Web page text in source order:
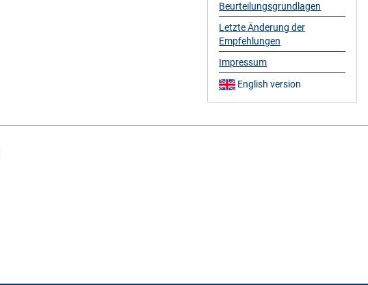
Beurteilungsgrundlagen
Letzte Änderung der
Empfehlungen
Impressum
English version